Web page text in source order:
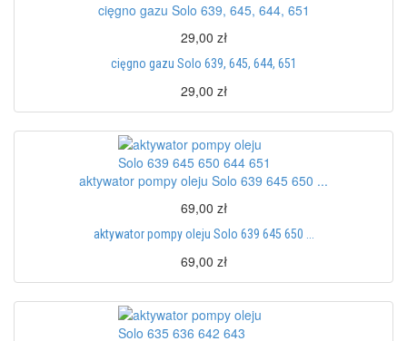
cięgno gazu Solo 639, 645, 644, 651
29,00 zł
cięgno gazu Solo 639, 645, 644, 651
29,00 zł
aktywator pompy oleju Solo 639 645 650 ...
69,00 zł
aktywator pompy oleju Solo 639 645 650 ...
69,00 zł